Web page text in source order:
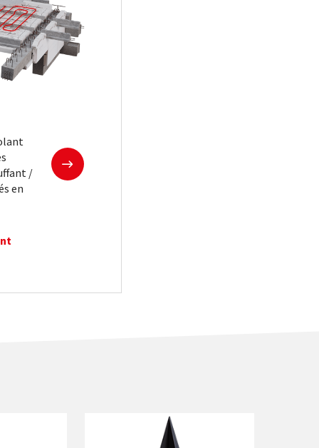
/
en
En savoir plus
s’emboîte directement sur l’entrevous pour
fixation durable des canalisations en sous-face de plancher.
Les faux entraxes : un faux problème avec